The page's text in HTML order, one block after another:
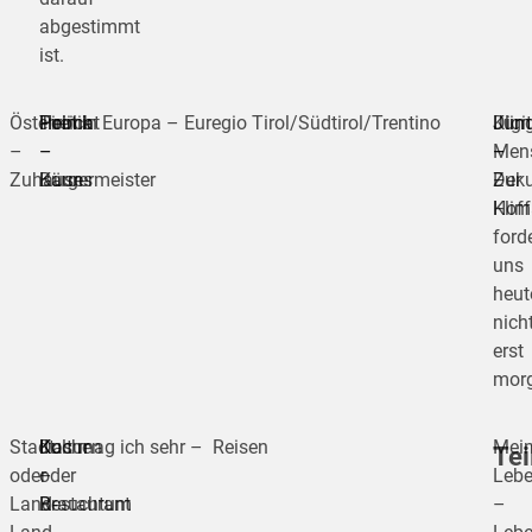
abgestimmt
ist.
Österreich
–
Zuhause
Heimat
–
Kauns
Politik
–
Bürgermeister
Tirol in Europa – Euregio Tirol/Südtirol/Trentino
–
–
Der
uns
erst
–
Stadt
oder
Land-
Kultur
–
Brauchtum
Kochen
oder
Restaurant
Das mag ich sehr – Reisen
–